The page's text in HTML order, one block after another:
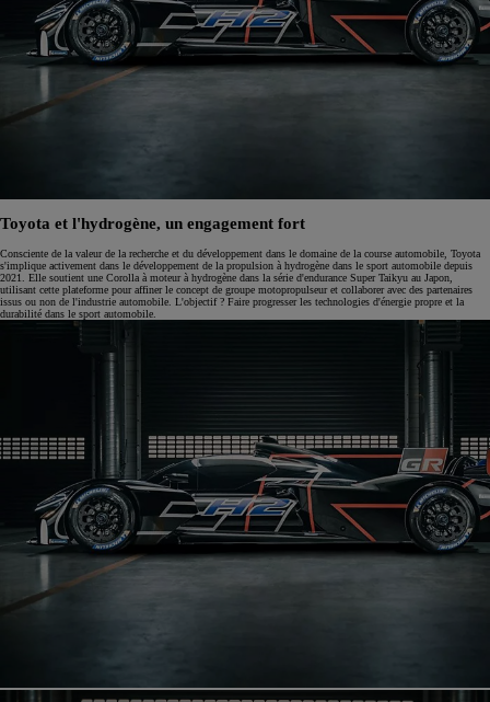
Toyota et l'hydrogène, un engagement fort
Consciente de la valeur de la recherche et du développement dans le domaine de la course automobile, Toyota
s'implique activement dans le développement de la propulsion à hydrogène dans le sport automobile depuis
2021. Elle soutient une Corolla à moteur à hydrogène dans la série d'endurance Super Taikyu au Japon,
utilisant cette plateforme pour affiner le concept de groupe motopropulseur et collaborer avec des partenaires
issus ou non de l'industrie automobile. L'objectif ? Faire progresser les technologies d'énergie propre et la
durabilité dans le sport automobile.